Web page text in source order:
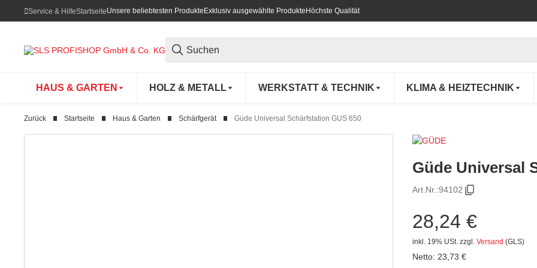
Service & HilfeStartseiteUnsere beliebtesten Produkte Exklusiv ausgewählte Produkte Höchste Qualität
HAUS & GARTEN HOLZ & METALL WERKSTATT & TECHNIK KLIMA & HEIZTECHNIK
Zurück Startseite Haus & Garten Schärfgerät Güde Universal Schärfstation GUS 650
Güde Universal
Art.Nr.:94102
28,24 €
inkl. 19% USt. zzgl. Versand (GLS)
Netto: 23,73 €